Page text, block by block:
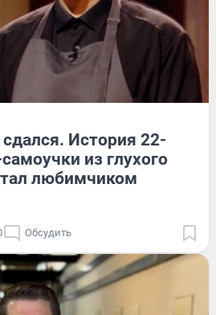
История 22-
из глухого
любимчиком
Обсудить